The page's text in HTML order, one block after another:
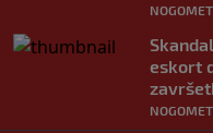
NOGOMET
eskort
NOGOMET